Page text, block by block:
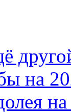
на